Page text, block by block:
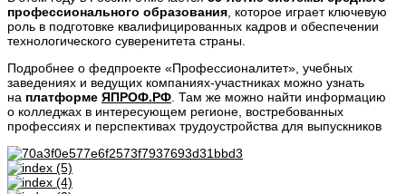
профессионального образования , которое играет ключевую
роль в подготовке квалифицированных кадров и обеспечении
технологического суверенитета страны.
Подробнее о федпроекте «Профессионалитет», учебных
заведениях и ведущих компаниях-участниках можно узнать
на платформе ЯПРОФ.РФ . Там же можно найти информацию
о колледжах в интересующем регионе, востребованных
профессиях и перспективах трудоустройства для выпускников